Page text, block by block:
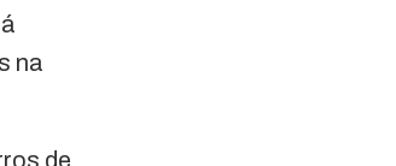
na
de